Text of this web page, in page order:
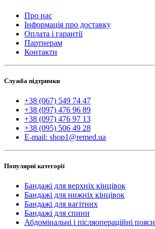
Про нас
Інформація про доставку
Оплата і гарантії
Партнерам
Контакти
Служба підтримки
+38 (067) 549 74 47
+38 (097) 476 96 89
+38 (097) 476 97 13
+38 (095) 506 49 28
E-mail: shop1@remed.ua
Популярні категорії
Бандажі для верхніх кінцівок
Бандажі для нижніх кінцівок
Бандажі для вагітних
Бандажі для спини
Абдомінальні і післяопераційні пояси